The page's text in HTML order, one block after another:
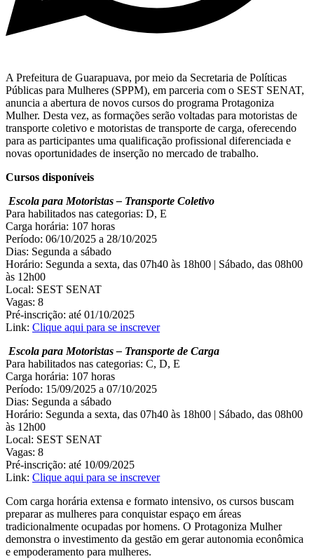
A Prefeitura de Guarapuava, por meio da Secretaria de Políticas
Públicas para Mulheres (SPPM), em parceria com o SEST SENAT,
anuncia a abertura de novos cursos do programa Protagoniza
Mulher. Desta vez, as formações serão voltadas para motoristas de
transporte coletivo e motoristas de transporte de carga, oferecendo
para as participantes uma qualificação profissional diferenciada e
novas oportunidades de inserção no mercado de trabalho.
Cursos disponíveis
Escola para Motoristas – Transporte Coletivo
Para habilitados nas categorias: D, E
Carga horária: 107 horas
Período: 06/10/2025 a 28/10/2025
Dias: Segunda a sábado
Horário: Segunda a sexta, das 07h40 às 18h00 | Sábado, das 08h00
às 12h00
Local: SEST SENAT
Vagas: 8
Pré-inscrição: até 01/10/2025
Link: Clique aqui para se inscrever
Escola para Motoristas – Transporte de Carga
Para habilitados nas categorias: C, D, E
Carga horária: 107 horas
Período: 15/09/2025 a 07/10/2025
Dias: Segunda a sábado
Horário: Segunda a sexta, das 07h40 às 18h00 | Sábado, das 08h00
às 12h00
Local: SEST SENAT
Vagas: 8
Pré-inscrição: até 10/09/2025
Link: Clique aqui para se inscrever
Com carga horária extensa e formato intensivo, os cursos buscam
preparar as mulheres para conquistar espaço em áreas
tradicionalmente ocupadas por homens. O Protagoniza Mulher
demonstra o investimento da gestão em gerar autonomia econômica
e empoderamento para mulheres.